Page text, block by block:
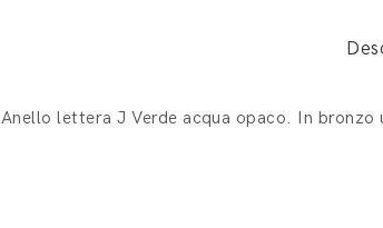
Anello lettera J Verde acqua opaco. In bronzo